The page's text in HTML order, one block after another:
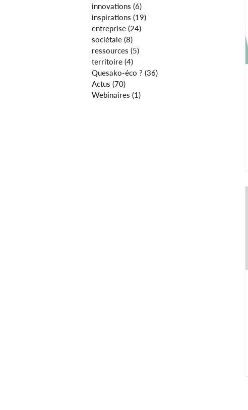
innovations (6)
inspirations (19)
entreprise (24)
sociétale (8)
ressources (5)
territoire (4)
Quesako-éco ? (36)
Actus (70)
Webinaires (1)